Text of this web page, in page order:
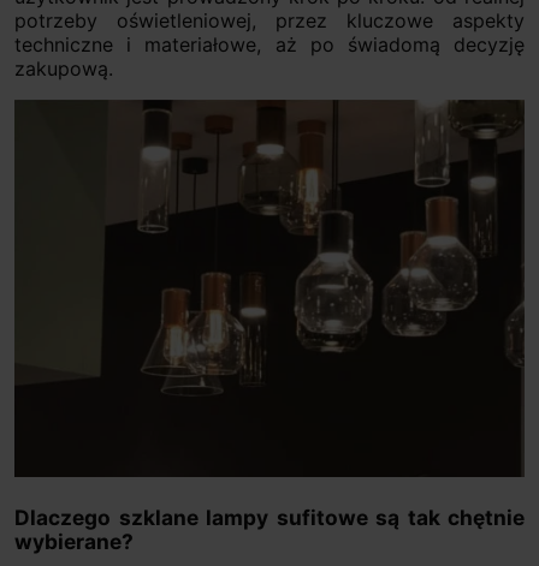
potrzeby oświetleniowej, przez kluczowe aspekty
techniczne i materiałowe, aż po świadomą decyzję
zakupową.
Dlaczego szklane lampy sufitowe są tak chętnie
wybierane?